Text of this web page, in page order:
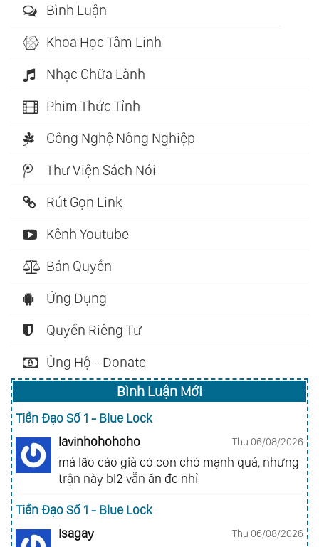
Bình Luận
Khoa Học Tâm Linh
Nhạc Chữa Lành
Phim Thức Tỉnh
Công Nghệ Nông Nghiệp
Thư Viện Sách Nói
Rút Gọn Link
Kênh Youtube
Bản Quyền
Ứng Dụng
Quyền Riêng Tư
Ủng Hộ - Donate
Bình Luận Mới
Tiền Đạo Số 1 - Blue Lock
lavinhohohoho
Thu 06/08/2026
má lão cáo già có con chó mạnh quá, nhưng
trận này bl2 vẫn ăn đc nhỉ
Tiền Đạo Số 1 - Blue Lock
Isagay
Thu 06/08/2026